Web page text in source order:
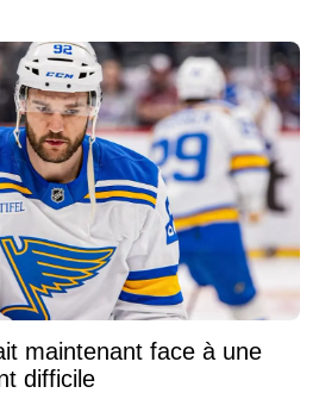
maintenant face à une
difficile